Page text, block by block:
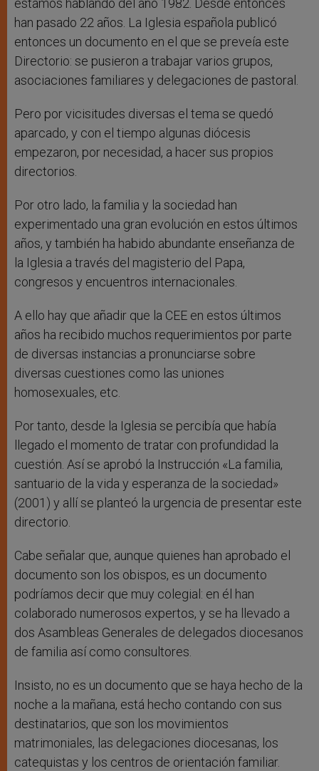
estamos hablando del año 1982. Desde entonces
han pasado 22 años. La Iglesia española publicó
entonces un documento en el que se preveía este
Directorio: se pusieron a trabajar varios grupos,
asociaciones familiares y delegaciones de pastoral.
Pero por vicisitudes diversas el tema se quedó
aparcado, y con el tiempo algunas diócesis
empezaron, por necesidad, a hacer sus propios
directorios.
Por otro lado, la familia y la sociedad han
experimentado una gran evolución en estos últimos
años, y también ha habido abundante enseñanza de
la Iglesia a través del magisterio del Papa,
congresos y encuentros internacionales.
A ello hay que añadir que la CEE en estos últimos
años ha recibido muchos requerimientos por parte
de diversas instancias a pronunciarse sobre
diversas cuestiones como las uniones
homosexuales, etc.
Por tanto, desde la Iglesia se percibía que había
llegado el momento de tratar con profundidad la
cuestión. Así se aprobó la Instrucción «La familia,
santuario de la vida y esperanza de la sociedad»
(2001) y allí se planteó la urgencia de presentar este
directorio.
Cabe señalar que, aunque quienes han aprobado el
documento son los obispos, es un documento
podríamos decir que muy colegial: en él han
colaborado numerosos expertos, y se ha llevado a
dos Asambleas Generales de delegados diocesanos
de familia así como consultores.
Insisto, no es un documento que se haya hecho de la
noche a la mañana, está hecho contando con sus
destinatarios, que son los movimientos
matrimoniales, las delegaciones diocesanas, los
catequistas y los centros de orientación familiar.